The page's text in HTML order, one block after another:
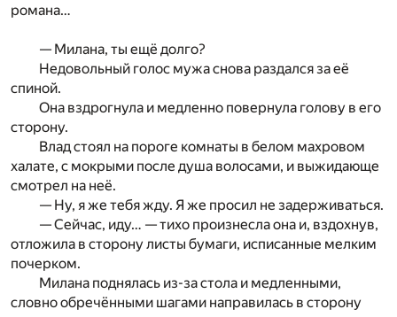
романа…
— Милана, ты ещё долго?
Недовольный голос мужа снова раздался за её
спиной.
Она вздрогнула и медленно повернула голову в его
сторону.
Влад стоял на пороге комнаты в белом махровом
халате, с мокрыми после душа волосами, и выжидающе
смотрел на неё.
— Ну, я же тебя жду. Я же просил не задерживаться.
— Сейчас, иду… — тихо произнесла она и, вздохнув,
отложила в сторону листы бумаги, исписанные мелким
почерком.
Милана поднялась из-за стола и медленными,
словно обречёнными шагами направилась в сторону